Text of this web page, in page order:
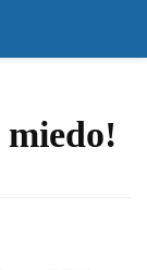
miedo!